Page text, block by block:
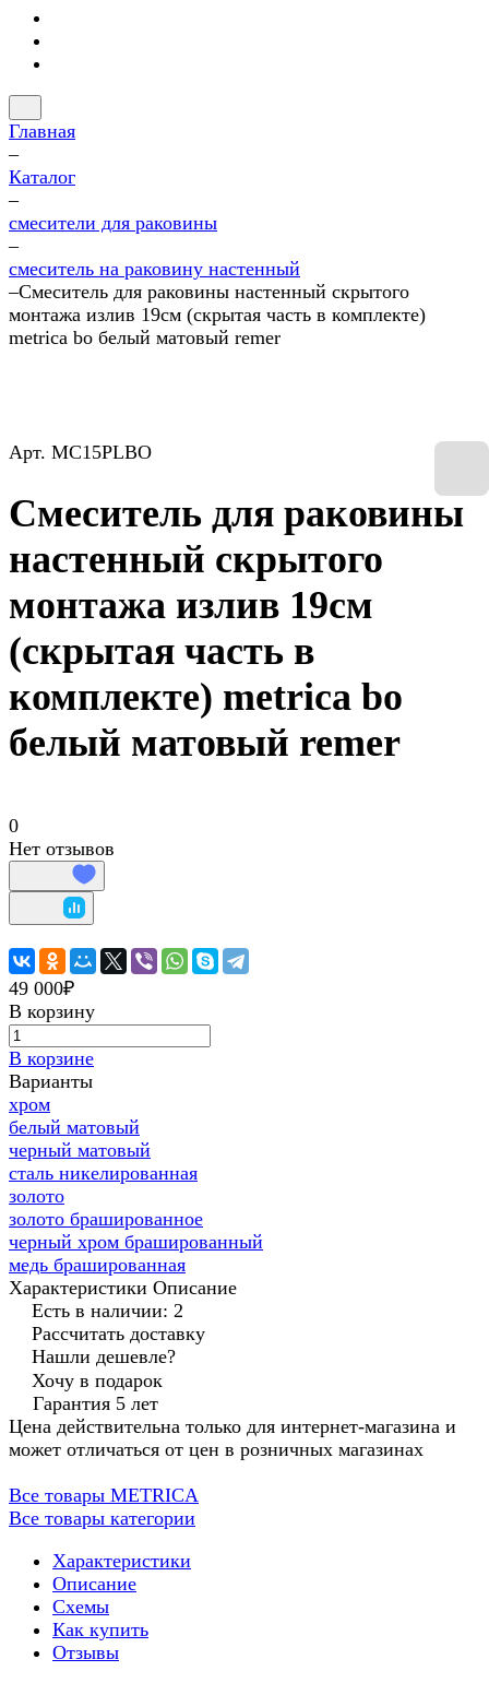
Главная
–
Каталог
–
смесители для раковины
–
смеситель на раковину настенный
–Смеситель для раковины настенный скрытого
монтажа излив 19см (скрытая часть в комплекте)
metrica bo белый матовый remer
Арт. MC15PLBO
Смеситель для раковины
настенный скрытого
монтажа излив 19см
(скрытая часть в
комплекте) metrica bo
белый матовый remer
0
Нет отзывов
49 000₽
В корзину
В корзине
Варианты
хром
белый матовый
черный матовый
сталь никелированная
золото
золото брашированное
черный хром брашированный
медь брашированная
Характеристики Описание
Есть в наличии: 2
Рассчитать доставку
Нашли дешевле?
Хочу в подарок
Гарантия 5 лет
Цена действительна только для интернет-магазина и
может отличаться от цен в розничных магазинах
Все товары METRICA
Все товары категории
Характеристики
Описание
Схемы
Как купить
Отзывы